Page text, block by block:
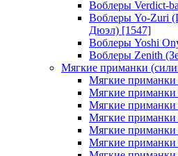
Воблеры Verdict-
Воблеры Yo-Zuri
Дюэл) [1547]
Воблеры Yoshi
Воблеры Zenith
Мягкие приманки
Мягкие
Мягкие приманки
Мягкие
Мягкие
Мягкие
Мягкие приманки